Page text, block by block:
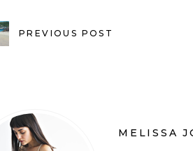
PREVIOUS POST
MELISSA